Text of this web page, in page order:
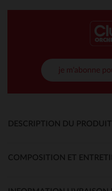
je m'abonne
DESCRIPTION DU PRODUIT
COMPOSITION ET